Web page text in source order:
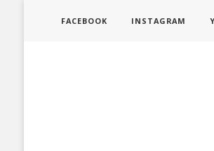
FACEBOOK INSTAGRAM